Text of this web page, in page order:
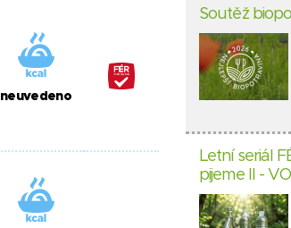
neuvedeno
Soutěž
Letní seriál
pijeme II -